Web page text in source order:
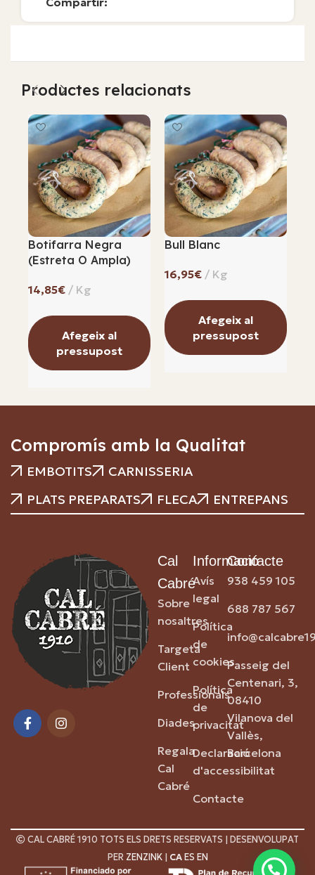
Productes relacionats
Botifarra Negra
(estreta O Ampla)
€
Afegeix al
pressupost
Bull Blanc
€
Afegeix al
pressupost
Compromís amb la Qualitat
EMBOTITS
CARNISSERIA
PLATS PREPARATS
FLECA ENTREPANS
Cal
Cabré
Sobre
nosaltres
Targeta
Client
Professionals
Diades
Regala
Cal
Cabré
Informació
Avís
legal
Política
de
cookies
Política
de
privacitat
Declaració
d'accessibilitat
Contacte
Contacte
938 459 105
688 787 567
Passeig del
Centenari, 3,
08410
Vilanova del
Vallès,
Barcelona
CAL CABRÉ 1910 TOTS ELS DRETS RESERVATS | DESENVOLUPAT
PER ZENZINK| CA ES EN